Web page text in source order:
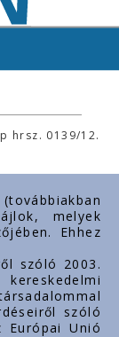
hrsz. 0139/12.
melyek
Ehhez
szóló 2003.
szóló
Európai Unió